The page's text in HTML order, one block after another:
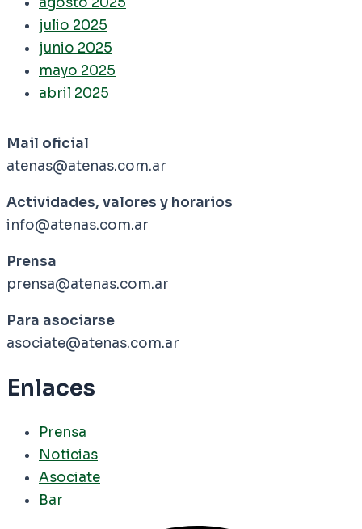
julio 2025
junio 2025
mayo 2025
abril 2025
Mail oficial
atenas@atenas.com.ar
Actividades, valores y horarios
info@atenas.com.ar
Prensa
prensa@atenas.com.ar
Para asociarse
asociate@atenas.com.ar
Enlaces
Prensa
Noticias
Asociate
Bar